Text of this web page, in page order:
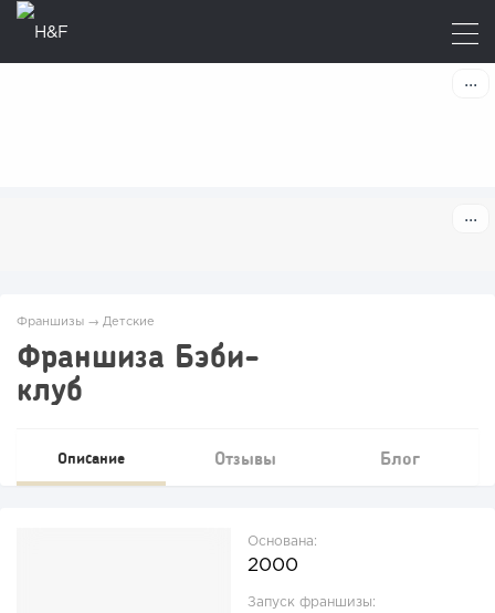
Франшизы → Детские
Франшиза Бэби-
клуб
Описание Отзывы Блог
Основана:
2000
Запуск франшизы: